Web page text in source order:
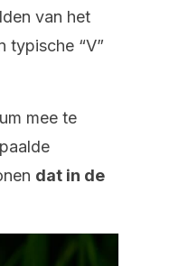
van het
typische “V”
mee te
dat in de